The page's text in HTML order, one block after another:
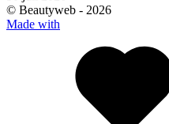
© Beautyweb - 2026
Made with